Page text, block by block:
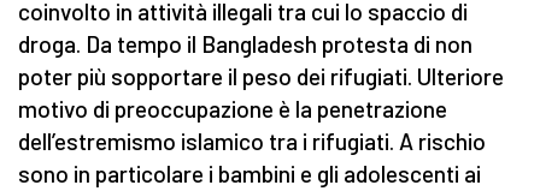
coinvolto in attività illegali tra cui lo spaccio di
droga. Da tempo il Bangladesh protesta di non
poter più sopportare il peso dei rifugiati. Ulteriore
motivo di preoccupazione è la penetrazione
dell’estremismo islamico tra i rifugiati. A rischio
sono in particolare i bambini e gli adolescenti ai